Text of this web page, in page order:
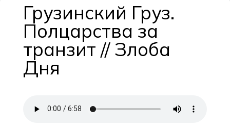
Грузинский Груз.
Полцарства за
транзит // Злоба
Дня